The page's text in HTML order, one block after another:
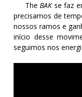
TheBAKse faz
precisamos de
nossos ramos e
início desse
seguimos nos